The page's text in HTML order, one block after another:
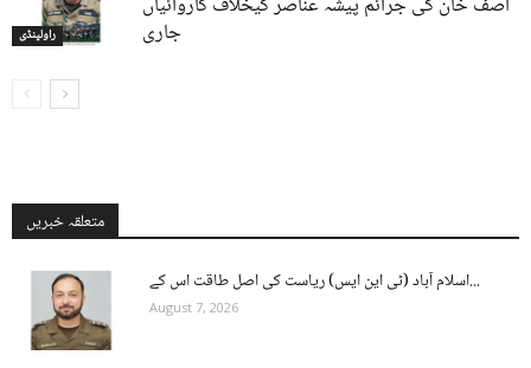
راولپنڈی جاری
متعلقہ خبریں
اسلام آباد (ٹی این ایس) ریاست کی اصل طاقت اس کے...
August 7, 2026